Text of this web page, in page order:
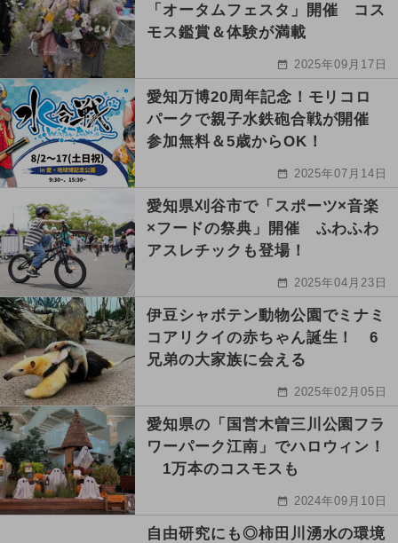
「オータムフェスタ」開催 コス
モス鑑賞＆体験が満載
2025年09月17日
愛知万博20周年記念！モリコロ
パークで親子水鉄砲合戦が開催
参加無料＆5歳からOK！
2025年07月14日
愛知県刈谷市で「スポーツ×音楽
×フードの祭典」開催 ふわふわ
アスレチックも登場！
2025年04月23日
伊豆シャボテン動物公園でミナミ
コアリクイの赤ちゃん誕生！ 6
兄弟の大家族に会える
2025年02月05日
愛知県の「国営木曽三川公園フラ
ワーパーク江南」でハロウィン！
1万本のコスモスも
2024年09月10日
自由研究にも◎柿田川湧水の環境